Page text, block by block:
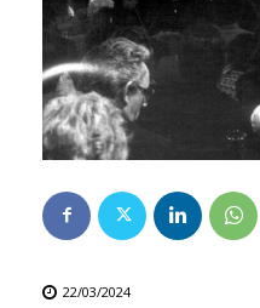
22/03/2024